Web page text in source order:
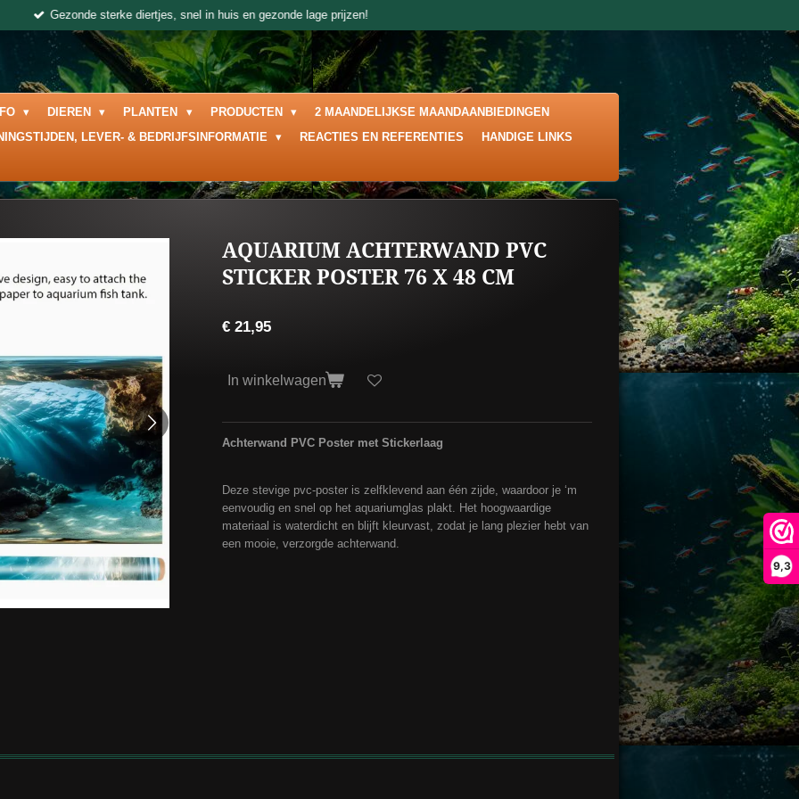
9,3
Gezonde sterke diertjes, snel in huis en gezonde lage prijzen!
DIEREN PLANTEN PRODUCTEN
2 MAANDELIJKSE MAANDAANBIEDINGEN
LEVER- & BEDRIJFSINFORMATIE REACTIES EN REFERENTIES HANDIGE LINKS
AQUARIUM ACHTERWAND PVC
STICKER POSTER 76 X 48 CM
€ 21,95
In winkelwagen
Achterwand PVC Poster met Stickerlaag
Deze stevige pvc-poster is zelfklevend aan één zijde, waardoor je ‘m
eenvoudig en snel op het aquariumglas plakt. Het hoogwaardige
materiaal is waterdicht en blijft kleurvast, zodat je lang plezier hebt van
een mooie, verzorgde achterwand.